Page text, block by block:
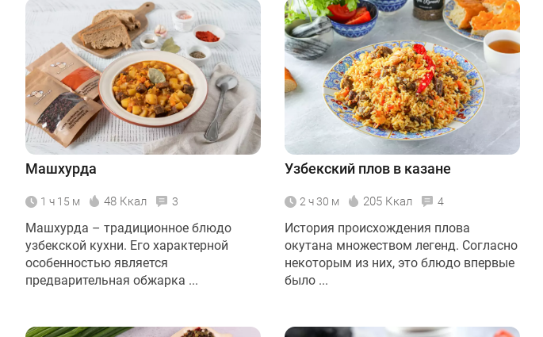
Машхурда
1 ч 15 м 48 Ккал 3
Машхурда – традиционное блюдо
узбекской кухни. Его характерной
особенностью является
предварительная обжарка ...
Узбекский плов в казане
2 ч 30 м 205 Ккал 4
История происхождения плова
окутана множеством легенд. Согласно
некоторым из них, это блюдо впервые
было ...